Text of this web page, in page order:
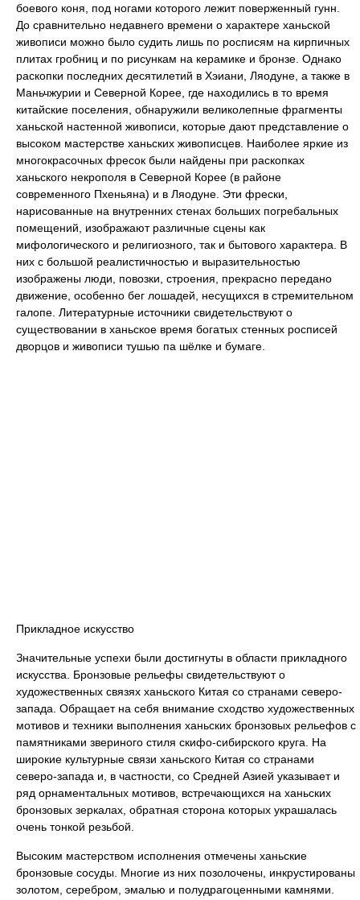
боевого коня, под ногами которого лежит поверженный гунн.
До сравнительно недавнего времени о характере ханьской
живописи можно было судить лишь по росписям на кирпичных
плитах гробниц и по рисункам на керамике и бронзе. Однако
раскопки последних десятилетий в Хэиани, Ляодуне, а также в
Маньчжурии и Северной Корее, где находились в то время
китайские поселения, обнаружили великолепные фрагменты
ханьской настенной живописи, которые дают представление о
высоком мастерстве ханьских живописцев. Наиболее яркие из
многокрасочных фресок были найдены при раскопках
ханьского некрополя в Северной Корее (в районе
современного Пхеньяна) и в Ляодуне. Эти фрески,
нарисованные на внутренних стенах больших погребальных
помещений, изображают различные сцены как
мифологического и религиозного, так и бытового характера. В
них с большой реалистичностью и выразительностью
изображены люди, повозки, строения, прекрасно передано
движение, особенно бег лошадей, несущихся в стремительном
галопе. Литературные источники свидетельствуют о
существовании в ханьское время богатых стенных росписей
дворцов и живописи тушью па шёлке и бумаге.
Прикладное искусство
Значительные успехи были достигнуты в области прикладного
искусства. Бронзовые рельефы свидетельствуют о
художественных связях ханьского Китая со странами северо-
запада. Обращает на себя внимание сходство художественных
мотивов и техники выполнения ханьских бронзовых рельефов с
памятниками звериного стиля скифо-сибирского круга. На
широкие культурные связи ханьского Китая со странами
северо-запада и, в частности, со Средней Азией указывает и
ряд орнаментальных мотивов, встречающихся на ханьских
бронзовых зеркалах, обратная сторона которых украшалась
очень тонкой резьбой.
Высоким мастерством исполнения отмечены ханьские
бронзовые сосуды. Многие из них позолочены, инкрустированы
золотом, серебром, эмалью и полудрагоценными камнями.